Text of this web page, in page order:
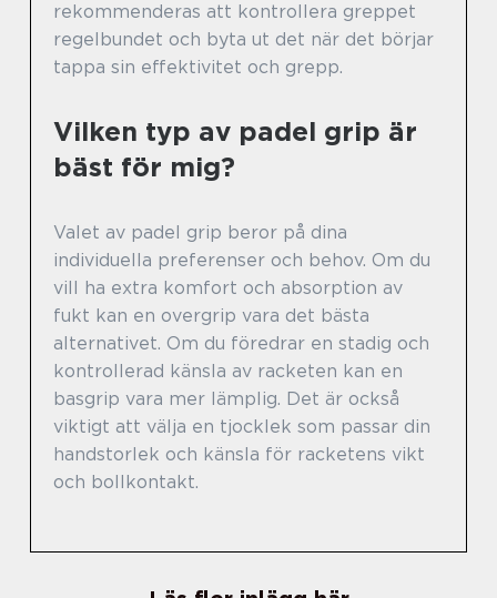
rekommenderas att kontrollera greppet
regelbundet och byta ut det när det börjar
tappa sin effektivitet och grepp.
Vilken typ av padel grip är
bäst för mig?
Valet av padel grip beror på dina
individuella preferenser och behov. Om du
vill ha extra komfort och absorption av
fukt kan en overgrip vara det bästa
alternativet. Om du föredrar en stadig och
kontrollerad känsla av racketen kan en
basgrip vara mer lämplig. Det är också
viktigt att välja en tjocklek som passar din
handstorlek och känsla för racketens vikt
och bollkontakt.